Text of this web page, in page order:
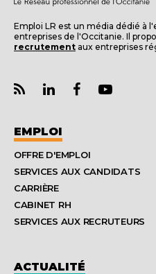
Emploi LR est un média dédié à
entreprises de l'Occitanie. Il
recrutement aux entreprises
EMPLOI
OFFRE D'EMPLOI
SERVICES AUX CANDIDATS
CARRIÈRE
CABINET RH
SERVICES AUX RECRUTEURS
ACTUALITÉ